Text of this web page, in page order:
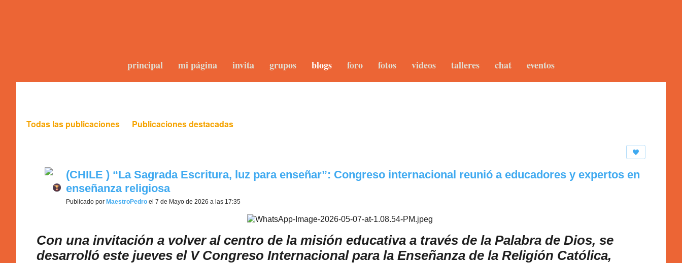
principal mi página invita grupos blogs foro fotos videos talleres chat eventos
Todas las publicaciones Publicaciones destacadas
(CHILE ) “La Sagrada Escritura, luz para enseñar”: Congreso internacional reunió a educadores y expertos en
enseñanza religiosa
Publicado por MaestroPedro el 7 de Mayo de 2026 a las 17:35
Con una invitación a volver al centro de la misión educativa a través de la Palabra de Dios, se
desarrolló este jueves el V Congreso Internacional para la Enseñanza de la Religión Católica,